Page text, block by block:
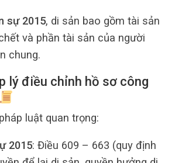
sự 2015, di sản bao gồm tài sản
và phần tài sản của người
chung.
lý điều chỉnh hồ sơ công
luật quan trọng:
2015: Điều 609 – 663 (quy định